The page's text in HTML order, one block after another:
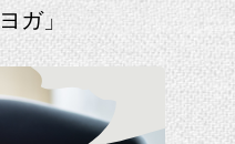
ガ」